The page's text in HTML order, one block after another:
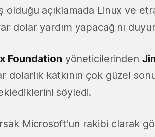
olduğu açıklamada Linux ve
dolar yardım yapacağını
Foundation yöneticilerinden
dolarlık katkının çok güzel
söyledi.
Microsoft'un rakibi olarak